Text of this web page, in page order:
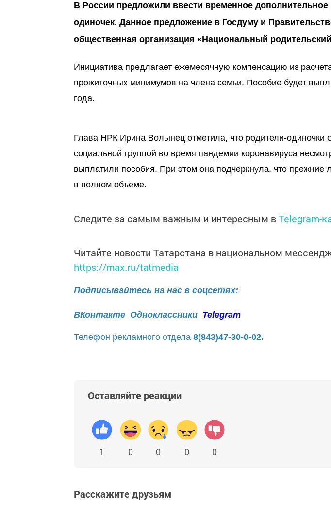
В России предложили ввести временное
одиночек. Данное предложение в Госдуму и
общественная организация «Национальный
Инициатива предлагает ежемесячную компенсацию из
прожиточных минимумов на члена семьи. Пособие будет
года.
Глава НРК Ирина Волынец отметила, что родители-одиночки
социальной группой во время пандемии коронавируса
выплатили пособия. При этом она подчеркнула, что прежние
в полном объеме.
Следите за самым важным и интересным вTelegram-
Читайте новости Татарстана в национальном
https://max.ru/tatmedia
Подписывайтесь на нас в соцсетях:
ВКонтакте Одноклассники Telegram
Телефон рекламного отдела 8(843)47-30-0-02.
Оставляйте реакции
1 0 0 0 0
Расскажите друзьям